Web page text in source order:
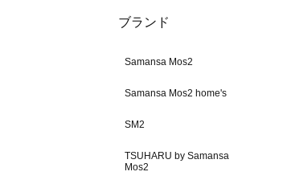
ブランド
Samansa Mos2
Samansa Mos2 home's
SM2
TSUHARU by Samansa
Mos2